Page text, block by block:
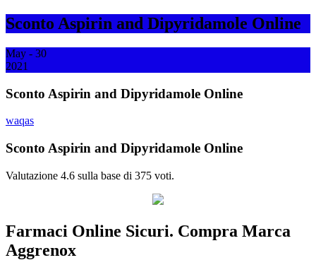
Sconto Aspirin and Dipyridamole Online
May - 30
2021
Sconto Aspirin and Dipyridamole Online
waqas
Sconto Aspirin and Dipyridamole Online
Valutazione 4.6 sulla base di 375 voti.
Farmaci Online Sicuri. Compra Marca
Aggrenox